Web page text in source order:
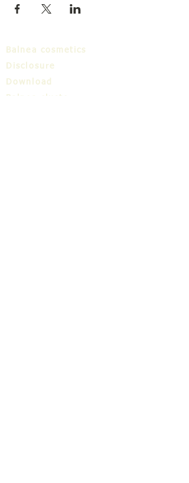
Balnea cosmetics
Disclosure
Download
Balnea cluster